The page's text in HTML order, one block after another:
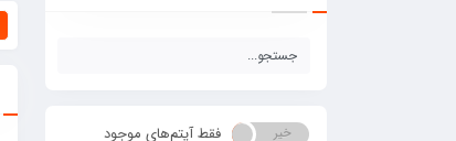
بله خیر فقط آیتم‌های موجود